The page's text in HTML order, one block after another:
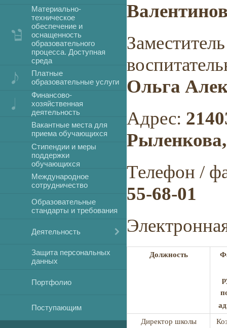
Материально-
техническое
обеспечение и
оснащенность
образовательного
процесса. Доступная
среда
Платные
образовательные услуги
Финансово-
хозяйственная
деятельность
Вакантные места для
приема обучающихся
Стипендии и меры
поддержки
обучающихся
Международное
сотрудничество
Образовательные
стандарты и требования
Деятельность
Защита персональных
данных
Портфолио
Поступающим
Ольга
Адрес:
Телефон /
55-68-01
Должность
Директор школы